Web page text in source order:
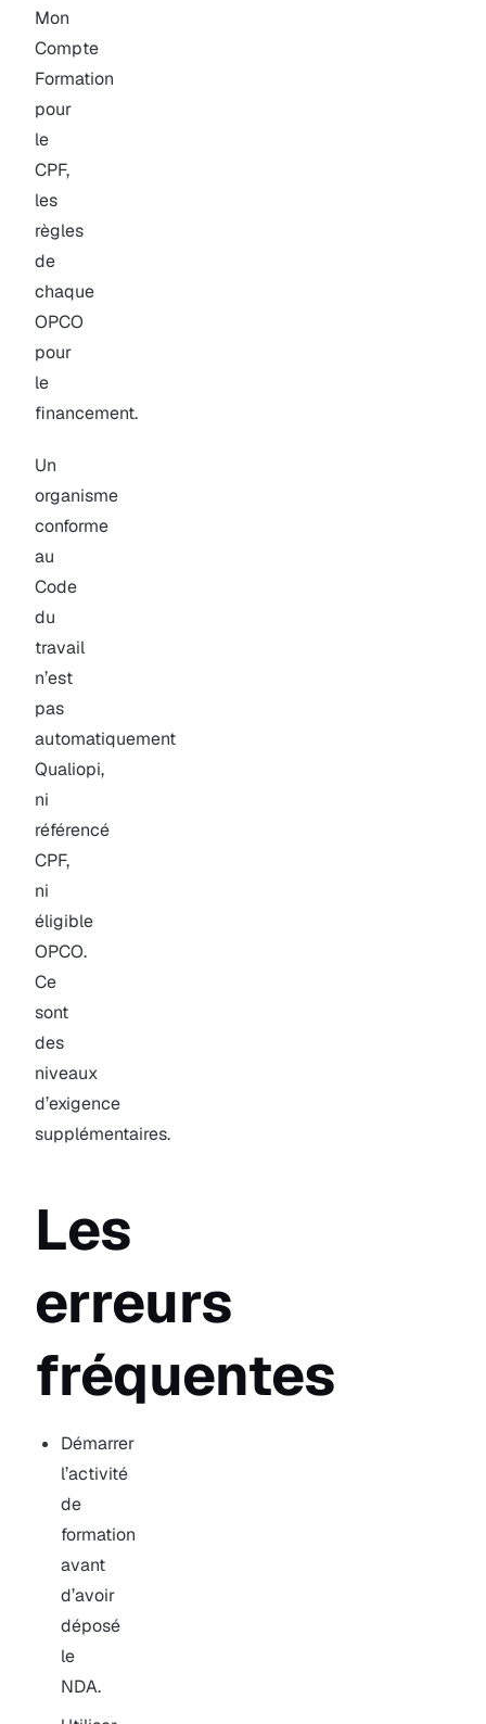
Mon
Compte
Formation
pour
le
CPF,
les
règles
de
chaque
OPCO
pour
le
financement.
Un
organisme
conforme
au
Code
du
travail
n’est
pas
automatiquement
Qualiopi,
ni
référencé
CPF,
ni
éligible
OPCO.
Ce
sont
des
niveaux
d’exigence
supplémentaires.
Les
erreurs
fréquentes
Démarrer
l’activité
de
formation
avant
d’avoir
déposé
le
NDA.